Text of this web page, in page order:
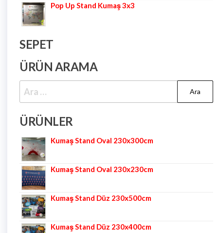
Pop Up Stand Kumaş 3x3
SEPET
ÜRÜN ARAMA
ÜRÜNLER
Kumaş Stand Oval 230x300cm
Kumaş Stand Oval 230x230cm
Kumaş Stand Düz 230x500cm
Kumaş Stand Düz 230x400cm